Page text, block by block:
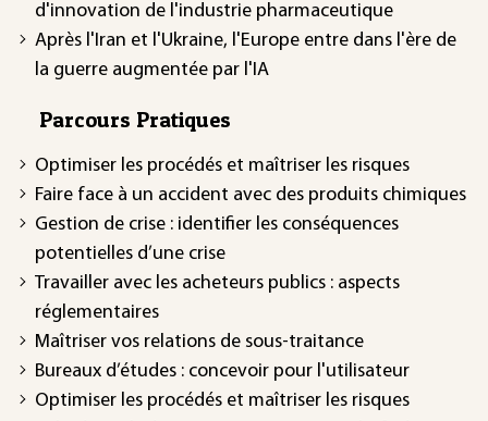
d'innovation de l'industrie pharmaceutique
Après l'Iran et l'Ukraine, l'Europe entre dans l'ère de
la guerre augmentée par l'IA
Parcours Pratiques
Optimiser les procédés et maîtriser les risques
Faire face à un accident avec des produits chimiques
Gestion de crise : identifier les conséquences
potentielles d’une crise
Travailler avec les acheteurs publics : aspects
réglementaires
Maîtriser vos relations de sous-traitance
Bureaux d’études : concevoir pour l'utilisateur
Optimiser les procédés et maîtriser les risques